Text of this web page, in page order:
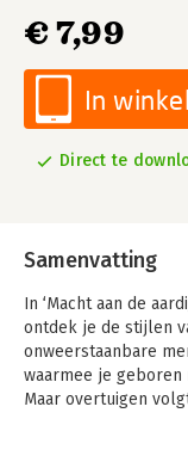
€ 7,99
In
Direct te
Samenvatting
In ‘Macht aan de
ontdek je de stijlen
onweerstaanbare
waarmee je geboren
Maar overtuigen